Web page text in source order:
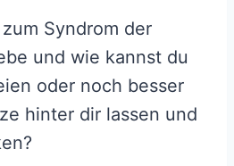
Syndrom der
und wie kannst du
oder noch besser
hinter dir lassen und